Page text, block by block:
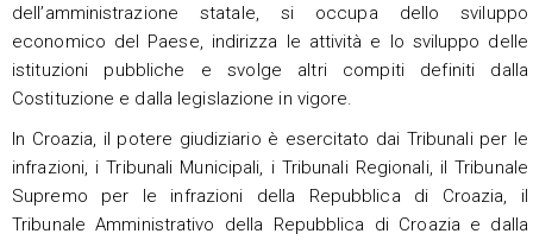
dell’amministrazione statale, si occupa dello sviluppo
economico del Paese, indirizza le attività e lo sviluppo delle
istituzioni pubbliche e svolge altri compiti definiti dalla
Costituzione e dalla legislazione in vigore.
In Croazia, il potere giudiziario è esercitato dai Tribunali per le
infrazioni, i Tribunali Municipali, i Tribunali Regionali, il Tribunale
Supremo per le infrazioni della Repubblica di Croazia, il
Tribunale Amministrativo della Repubblica di Croazia e dalla